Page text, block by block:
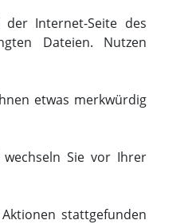
Internet-Seite des
Dateien. Nutzen
etwas merkwürdig
Sie vor Ihrer
stattgefunden